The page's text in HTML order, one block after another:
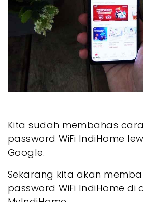
Kita sudah membahas
password WiFi IndiHome
Google.
Sekarang kita akan
password WiFi IndiHome di